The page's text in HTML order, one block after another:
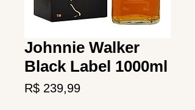
Johnnie Walker
Black Label 1000ml
R$ 239,99Preço